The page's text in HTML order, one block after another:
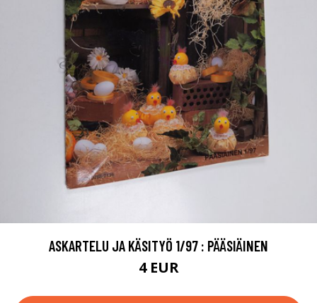
ASKARTELU JA KÄSITYÖ 1/97 : PÄÄSIÄINEN
4 EUR